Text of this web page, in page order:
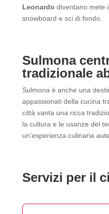
Leonardo diventano mete
snowboard e sci di fondo.
Sulmona
tradizionale
Sulmona è anche una
appassionati della cucina
città vanta una ricca
la cultura e le usanze del
un’esperienza culinaria
Servizi per il